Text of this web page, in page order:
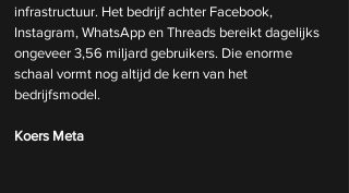
infrastructuur. Het bedrijf achter Facebook,
Instagram, WhatsApp en Threads bereikt dagelijks
ongeveer 3,56 miljard gebruikers. Die enorme
schaal vormt nog altijd de kern van het
bedrijfsmodel.
Koers Meta